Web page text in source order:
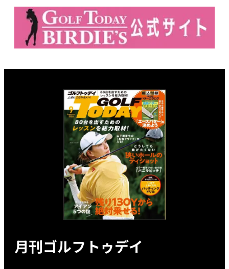
月刊ゴルフトゥデイ